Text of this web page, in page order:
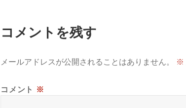
コメントを残す
メールアドレスが公開されることはありません。 ※
コメント ※